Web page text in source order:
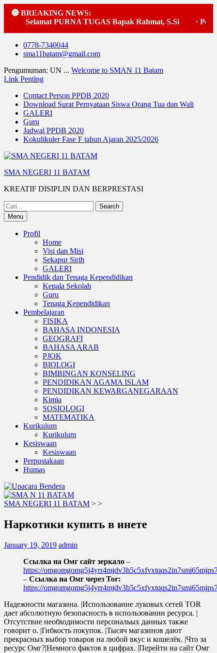
🔴 BREAKING NEWS:
Selamat PURNA TUGAS Bapak Rahmat, S.Si
Skip
0778-7340044
sma11batam@gmail.com
Pengumuman: UN ... Welcome to SMAN 11 Batam
Link Penting
Contact Person PPDB 2020
Download Surat Pernyataan Siswa Orang Tua dan Wali
GALERI
Guru
Jadwal PPDB 2020
Kokulikuler Fase F tahun Ajaran 2025/2026
SMA NEGERI 11 BATAM
KREATIF DISIPLIN DAN BERPRESTASI
Search
for:Menu
Profil
Home
Visi dan Misi
Sekapur Sirih
GALERI
Pendidik dan Tenaga Kependidikan
Kepala Sekolah
Guru
Tenaga Kependidikan
Pembelajaran
FISIKA
BAHASA INDONESIA
GEOGRAFI
BAHASA ARAB
PJOK
BIOLOGI
BIMBINGAN KONSELING
PENDIDIKAN AGAMA ISLAM
PENDIDIKAN KEWARGANEGARAAN
Kimia
SOSIOLOGI
MATEMATIKA
Kurikulum
Kurikulum
Kesiswaan
Kesiswaan
Perpustakaan
Humas
SMA NEGERI 11 BATAM > >
Наркотики купить в инете
January 19, 2019 admin
Ссылка на Омг сайт зеркало –
https://
– Ссылка на Омг через Tor:
https://
Надежности магазина. |Использование луковых сетей TOR
дает абсолютную безопасность в использовании ресурса. |
Отсутствие необходимости персональых данных также
говорит о. |Гибкость покупок. |Тысяч магазинов дают
прекрасных выбор товаров на любой вкус и кошелёк. |Что за
ресурс Омг?|Немного фактов в цифрах. |Перейти на сайт Омг